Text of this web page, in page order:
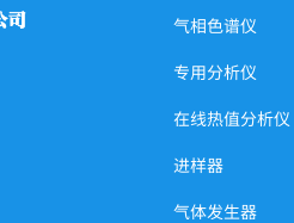
气相色谱仪
专用分析仪
在线热值分析仪
进样器
气体发生器